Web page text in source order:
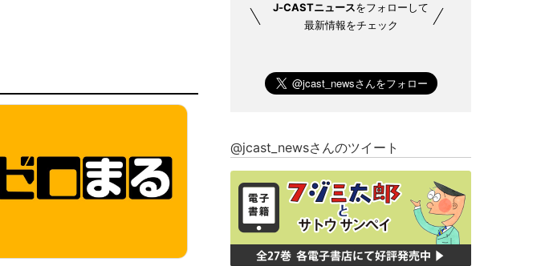
J-CASTニュースをフォローして
最新情報をチェック
@jcast_newsさんのツイート